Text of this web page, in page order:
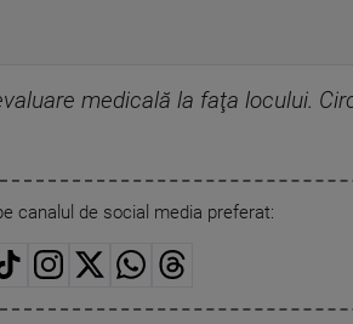
medicală la faţa locului.
canalul de social media preferat: